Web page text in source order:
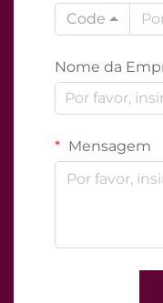
Code
Nome da
Mensagem